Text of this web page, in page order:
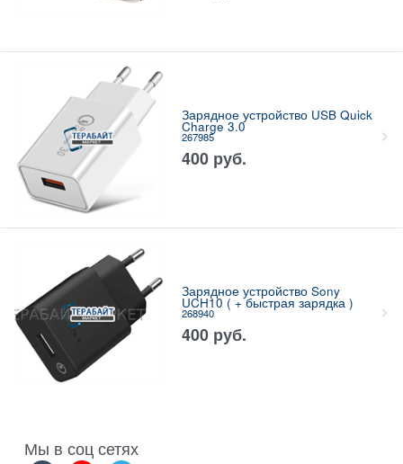
Зарядное устройство USB Quick
Charge 3.0
267985
400 руб.
Зарядное устройство Sony
UCH10 ( + быстрая зарядка )
268940
400 руб.
Мы в соц сетях